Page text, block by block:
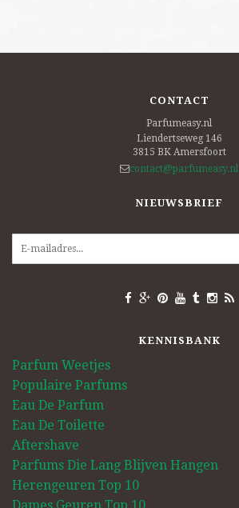
CONTACT
Parfumeasy.nl
Liendertseweg 146
3815 BK Amersfoort
contact@parfumeasy.nl
NIEUWSBRIEF
KENNISBANK
Parfum Weetjes
Populaire Parfums
Eau De Parfum
Eau De Toilette
Aftershave
Parfums Die Lang Blijven Hangen
Herengeuren Top 10